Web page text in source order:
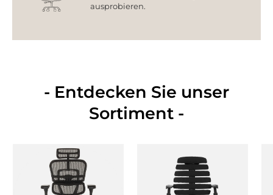
ausprobieren.
- Entdecken Sie unser
Sortiment -